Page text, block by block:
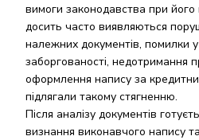
вимоги законодавства при його
досить часто виявляються
належних документів, помилки
заборгованості, недотримання
оформлення напису за
підлягали такому стягненню.
Після аналізу документів
визнання виконавчого напису